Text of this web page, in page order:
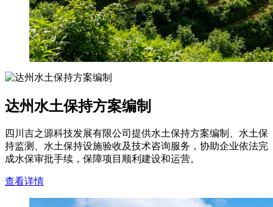
达州水土保持方案编制
四川吉之源科技发展有限公司提供水土保持方案编制、水土保
持监测、水土保持设施验收及技术咨询服务，协助企业依法完
成水保审批手续，保障项目顺利建设和运营。
查看详情